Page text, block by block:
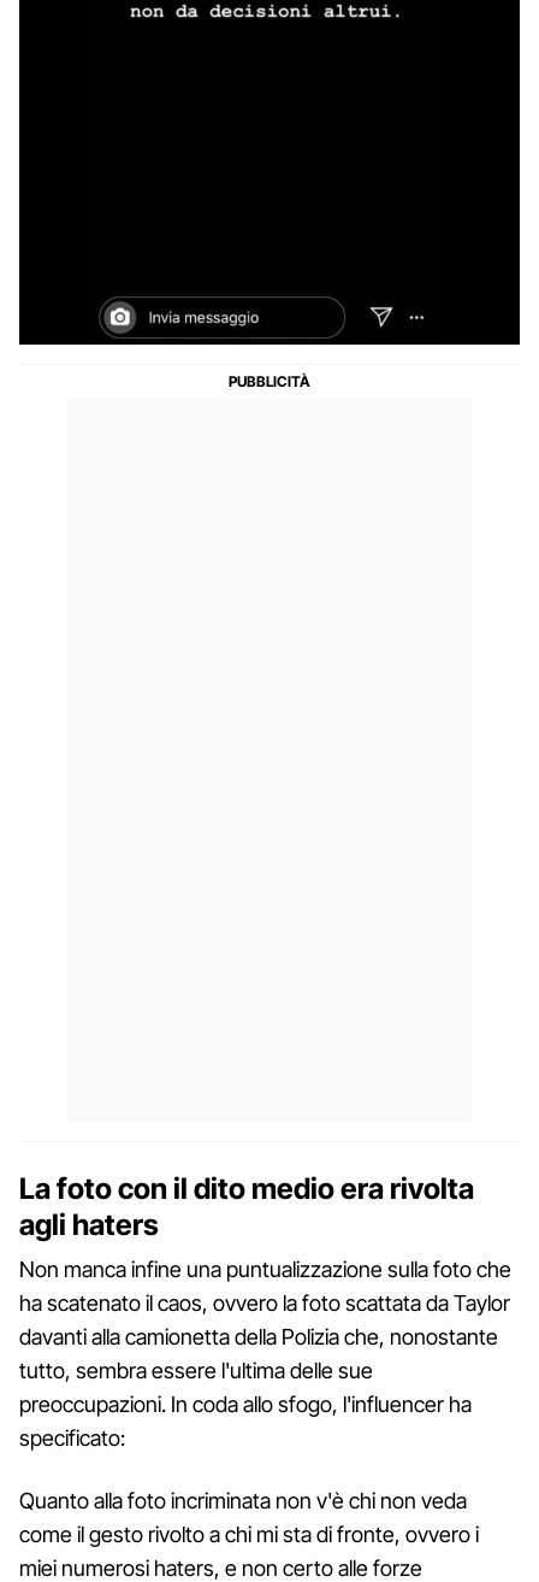
La foto con il dito medio era rivolta
agli haters
Non manca infine una puntualizzazione sulla foto che
ha scatenato il caos, ovvero la foto scattata da Taylor
davanti alla camionetta della Polizia che, nonostante
tutto, sembra essere l'ultima delle sue
preoccupazioni. In coda allo sfogo, l'influencer ha
specificato:
Quanto alla foto incriminata non v'è chi non veda
come il gesto rivolto a chi mi sta di fronte, ovvero i
miei numerosi haters, e non certo alle forze